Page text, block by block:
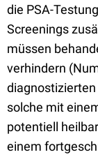
die PSA-
Screenings
müssen
verhindern
solche mit
potentiell
einem